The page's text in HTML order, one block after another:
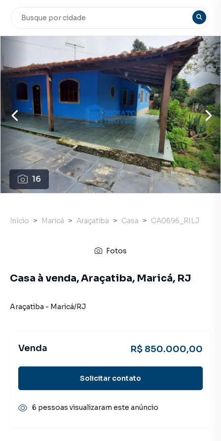
16
Início Maricá Araçatiba Casa CA0696_RILJ
Fotos
Casa à venda, Araçatiba, Maricá, RJ
Araçatiba - Maricá/RJ
Venda R$ 850.000,00
Solicitar contato
6 pessoas visualizaram este anúncio